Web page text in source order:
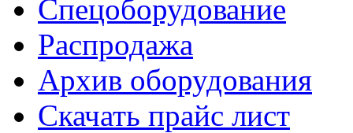
Спецоборудование
Распродажа
Архив оборудования
Скачать прайс лист